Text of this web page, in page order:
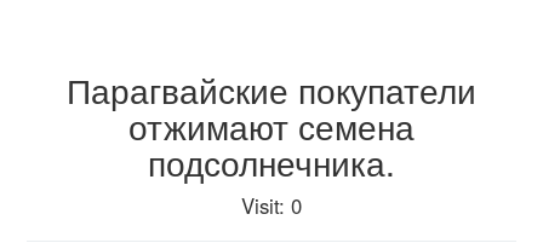
Парагвайские покупатели
отжимают семена
подсолнечника.
Visit: 0